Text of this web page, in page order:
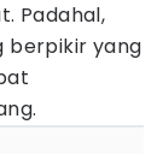
Padahal,
berpikir yang